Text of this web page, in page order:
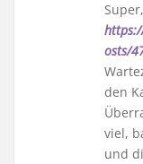
osts/
den
viel,
und